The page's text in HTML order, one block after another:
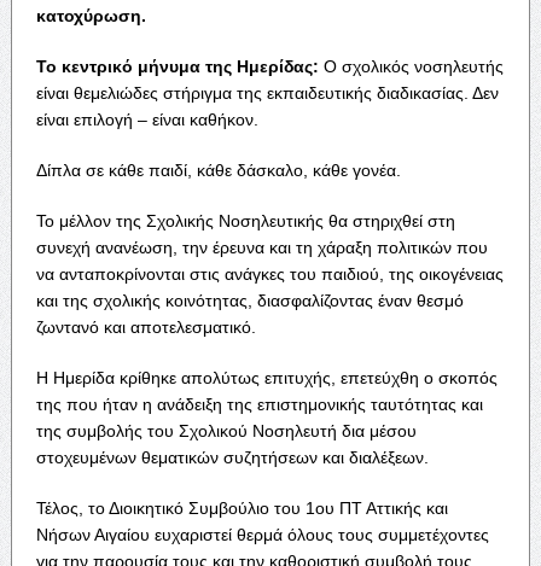
κατοχύρωση.
Το κεντρικό μήνυμα της Ημερίδας: Ο σχολικός νοσηλευτής
είναι θεμελιώδες στήριγμα της εκπαιδευτικής διαδικασίας. Δεν
είναι επιλογή – είναι καθήκον.
Δίπλα σε κάθε παιδί, κάθε δάσκαλο, κάθε γονέα.
Το μέλλον της Σχολικής Νοσηλευτικής θα στηριχθεί στη
συνεχή ανανέωση, την έρευνα και τη χάραξη πολιτικών που
να ανταποκρίνονται στις ανάγκες του παιδιού, της οικογένειας
και της σχολικής κοινότητας, διασφαλίζοντας έναν θεσμό
ζωντανό και αποτελεσματικό.
Η Ημερίδα κρίθηκε απολύτως επιτυχής, επετεύχθη ο σκοπός
της που ήταν η ανάδειξη της επιστημονικής ταυτότητας και
της συμβολής του Σχολικού Νοσηλευτή δια μέσου
στοχευμένων θεματικών συζητήσεων και διαλέξεων.
Τέλος, το Διοικητικό Συμβούλιο του 1ου ΠΤ Αττικής και
Νήσων Αιγαίου ευχαριστεί θερμά όλους τους συμμετέχοντες
για την παρουσία τους και την καθοριστική συμβολή τους